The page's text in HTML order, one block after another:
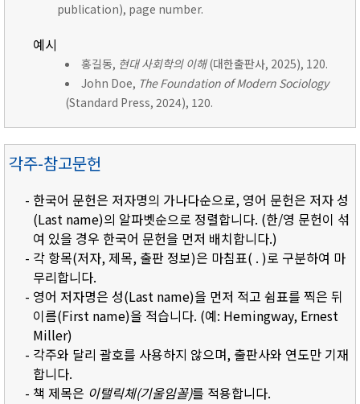
publication), page number.
예시
홍길동, 현대 사회학의 이해(대한출판사, 2025), 120.
John Doe, The Foundation of Modern Sociology
(Standard Press, 2024), 120.
각주-참고문헌
- 한국어 문헌은 저자명의 가나다순으로, 영어 문헌은 저자 성
(Last name)의 알파벳순으로 정렬합니다. (한/영 문헌이 섞
여 있을 경우 한국어 문헌을 먼저 배치합니다.)
- 각 항목(저자, 제목, 출판 정보)은 마침표( . )로 구분하여 마
무리합니다.
- 영어 저자명은 성(Last name)을 먼저 적고 쉼표를 찍은 뒤
이름(First name)을 적습니다. (예: Hemingway, Ernest
Miller)
- 각주와 달리 괄호를 사용하지 않으며, 출판사와 연도만 기재
합니다.
- 책 제목은 이탤릭체(기울임꼴)를 적용합니다.